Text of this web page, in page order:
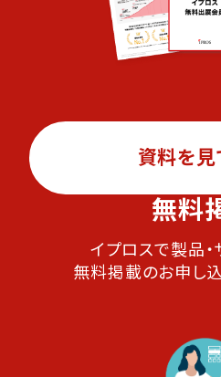
資料を見
無料
イプロスで製品
無料掲載のお申し